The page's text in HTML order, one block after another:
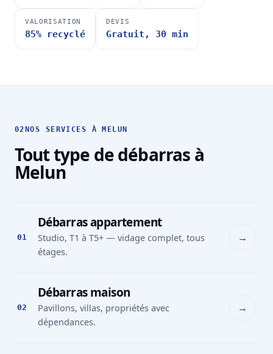
VALORISATION
85% recyclé
DEVIS
Gratuit, 30 min
02 NOS SERVICES À MELUN
Tout type de débarras à
Melun
01
Débarras appartement
Studio, T1 à T5+ — vidage complet, tous
étages.
→
02
Débarras maison
Pavillons, villas, propriétés avec
dépendances.
→